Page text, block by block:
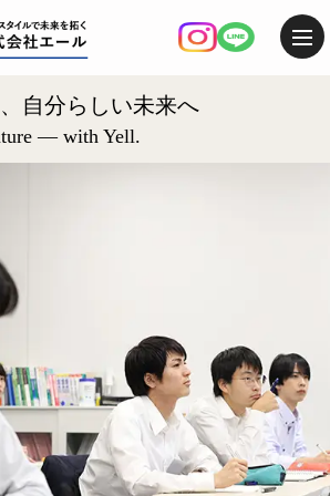
自分らしい未来へ
— with Yell.